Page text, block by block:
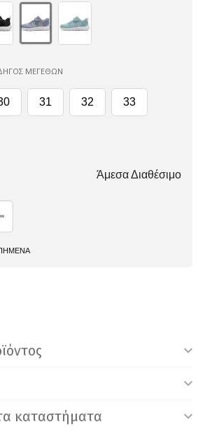
ΜΕΓΕΘΩΝ
31 32 33
Άμεσα Διαθέσιμο
καταστήματα